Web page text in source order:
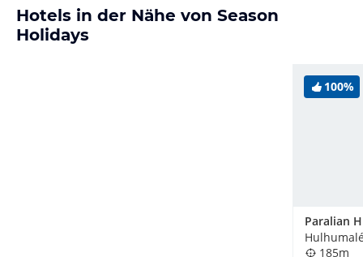
Hotels in der Nähe von Season
Holidays
100%
Paralian
185m